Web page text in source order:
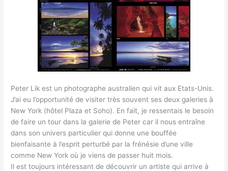
Peter Lik est un photographe australien qui vit aux Etats-Unis.
J’ai eu l’opportunité de visiter très souvent ses deux galeries à
New York (hôtel Plaza et Soho). En fait, je ressentais le besoin
de faire un tour dans la galerie de Peter car il nous entraîne
dans son univers particulier qui donne une bouffée
bienfaisante à l’esprit perturbé par la frénésie d’une ville
comme New York où je viens de passer huit mois.
Il est toujours intéressant de découvrir un artiste qui arrive à